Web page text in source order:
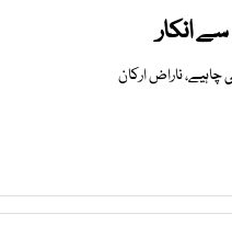
انکار
چاہیے، ناراض ارکان